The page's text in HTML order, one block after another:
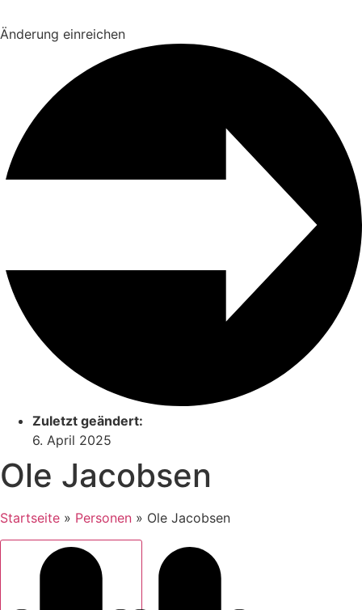
Änderung einreichen
Zuletzt geändert:
6. April 2025
Ole Jacobsen
Startseite » Personen » Ole Jacobsen